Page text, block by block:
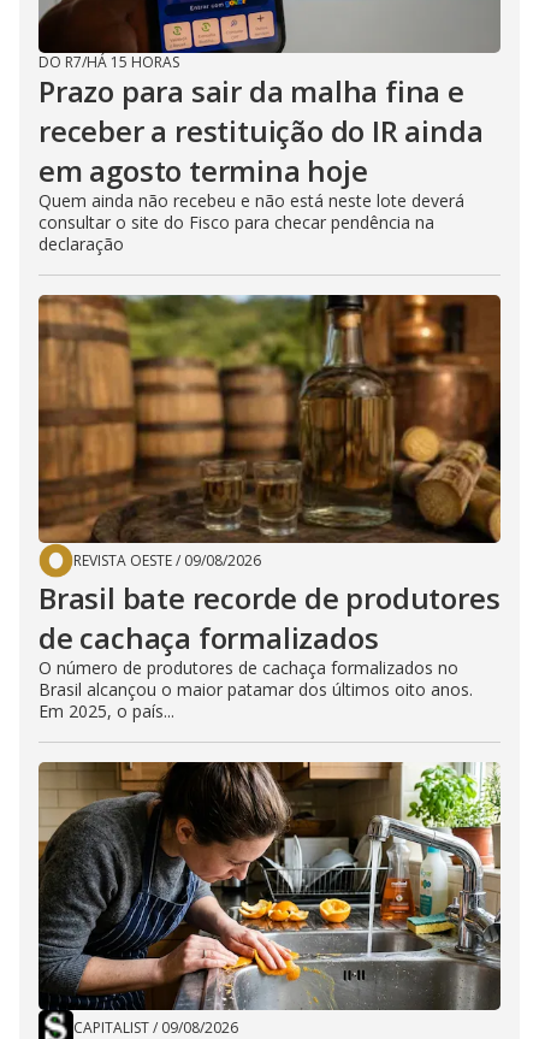
DO R7/HÁ 15 HORAS
Prazo para sair da malha fina e
receber a restituição do IR ainda
em agosto termina hoje
Quem ainda não recebeu e não está neste lote deverá
consultar o site do Fisco para checar pendência na
declaração
REVISTA OESTE/ 09/08/2026
Brasil bate recorde de produtores
de cachaça formalizados
O número de produtores de cachaça formalizados no
Brasil alcançou o maior patamar dos últimos oito anos.
Em 2025, o país...
CAPITALIST/ 09/08/2026